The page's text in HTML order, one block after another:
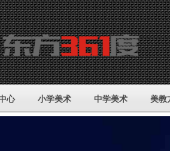
心 小学美术 中学美术 美教